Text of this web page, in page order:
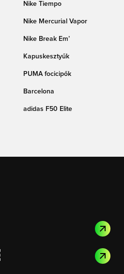
Nike Tiempo
Nike Mercurial Vapor
Nike Break Em’
Kapuskesztyűk
PUMA focicipők
Barcelona
adidas F50 Elite